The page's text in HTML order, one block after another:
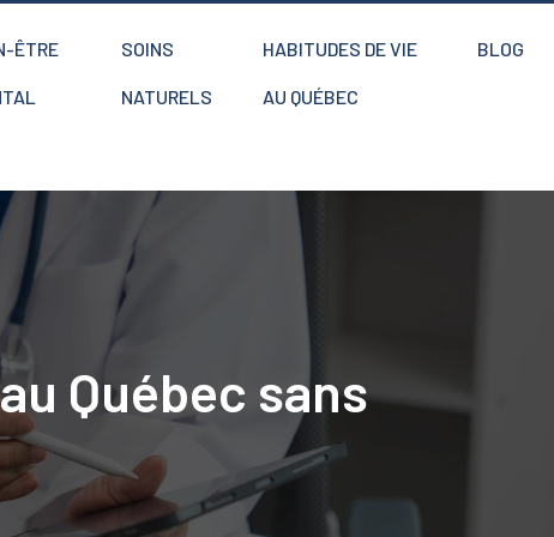
ÊTRE SOINS
NATURELS
HABITUDES DE VIE
AU QUÉBEC
BLOG
Québec sans